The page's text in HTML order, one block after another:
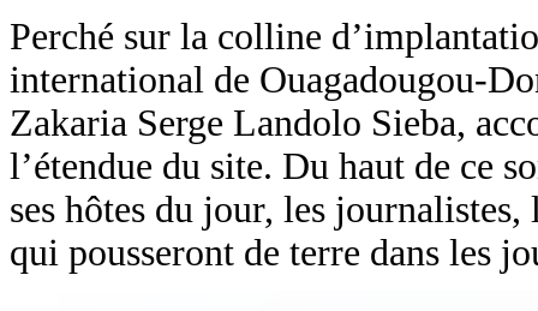
Perché sur la colline
international de Ouagadougou-
Zakaria Serge Landolo Sieba,
l’étendue du site. Du haut de ce
ses hôtes du jour, les
qui pousseront de terre dans les